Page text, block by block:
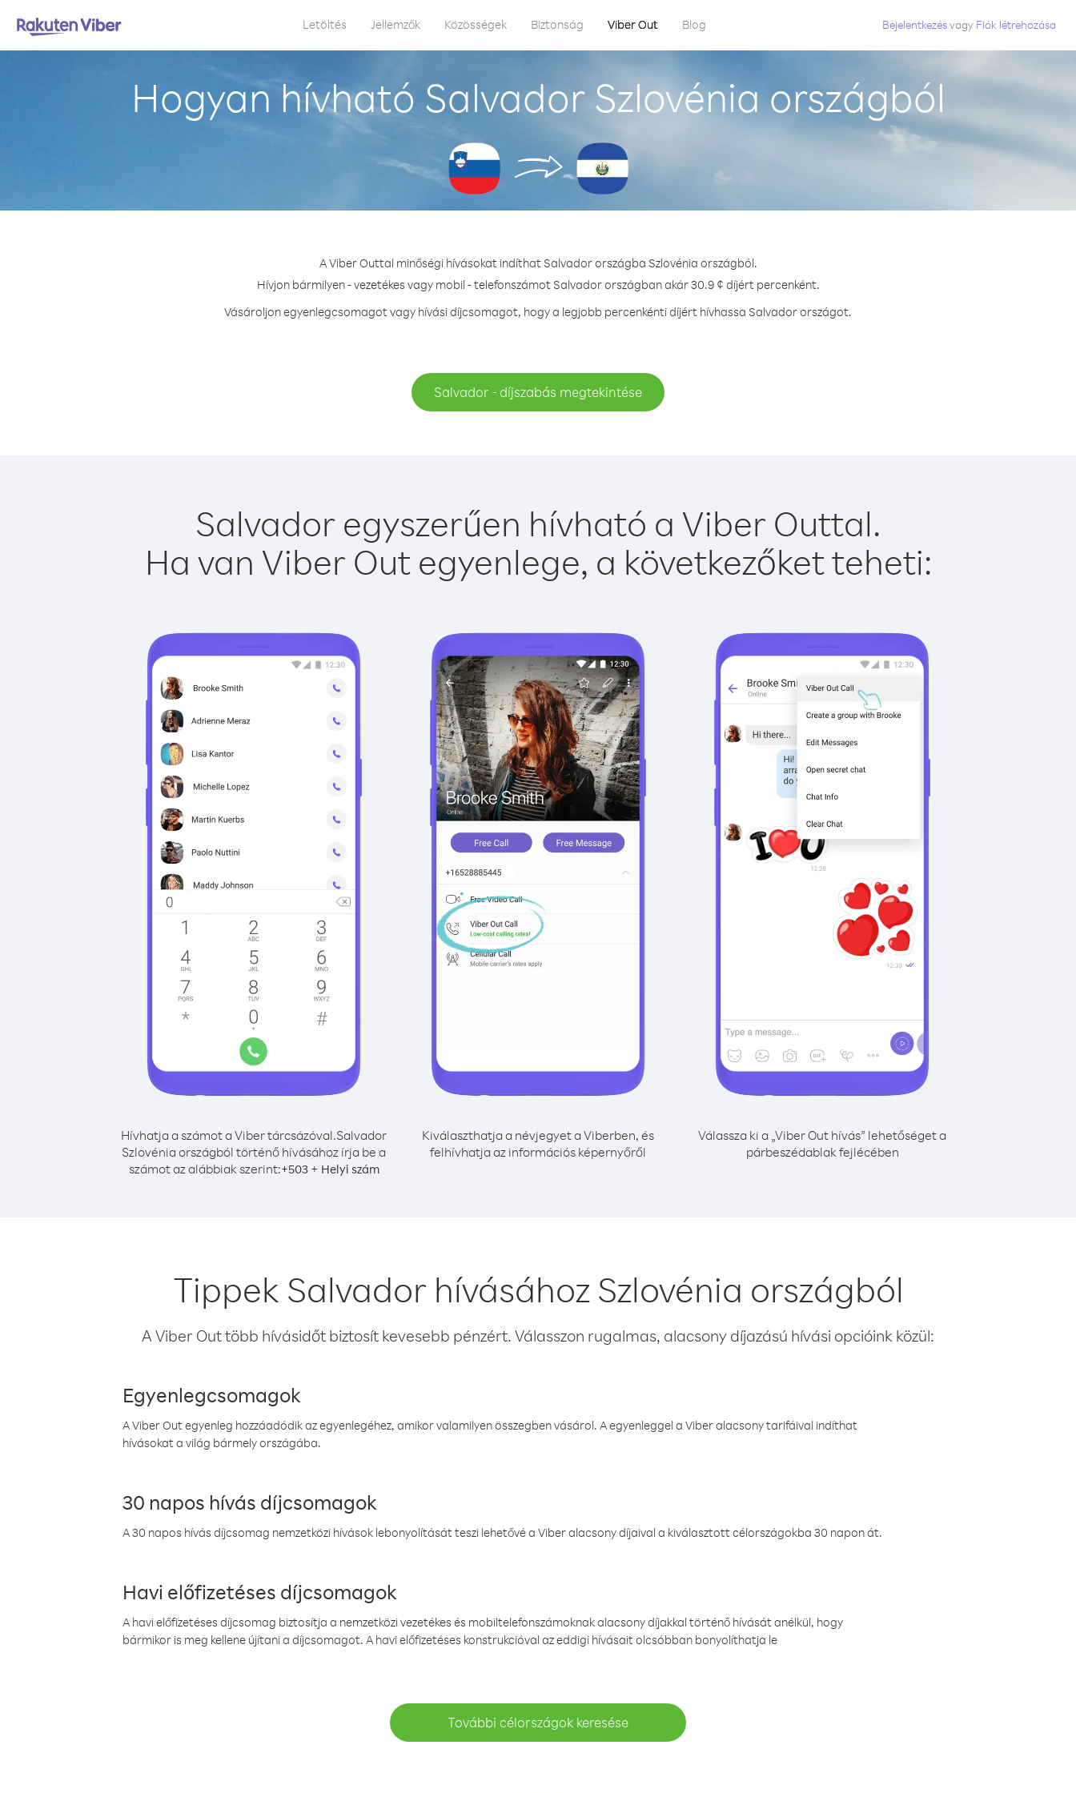
Letöltés Jellemzők Közösségek Biztonság Viber Out Blog Bejelentkezésvagy Fiók létrehozása
Hogyan hívható Salvador Szlovénia országból
A Viber Outtal minőségi hívásokat indíthat Salvador országba Szlovénia országból.
Hívjon bármilyen - vezetékes vagy mobil - telefonszámot Salvador országban akár 30.9 ¢ díjért percenként.
Vásároljon egyenlegcsomagot vagy hívási díjcsomagot, hogy a legjobb percenkénti díjért hívhassa Salvador országot.
Salvador - díjszabás megtekintése
Salvador egyszerűen hívható a Viber Outtal.
Ha van Viber Out egyenlege, a következőket teheti:
Hívhatja a számot a Viber tárcsázóval.Salvador
Szlovénia országból történő hívásához írja be a
számot az alábbiak szerint:+503+ Helyi szám
Kiválaszthatja a névjegyet a Viberben, és
felhívhatja az információs képernyőről
Válassza ki a „Viber Out hívás” lehetőséget a
párbeszédablak fejlécében
Tippek Salvador hívásához Szlovénia országból
A Viber Out több hívásidőt biztosít kevesebb pénzért. Válasszon rugalmas, alacsony díjazású hívási opcióink közül:
Egyenlegcsomagok
A Viber Out egyenleg hozzáadódik az egyenlegéhez, amikor valamilyen összegben vásárol. A egyenleggel a Viber alacsony tarifáival indíthat
hívásokat a világ bármely országába.
30 napos hívás díjcsomagok
A 30 napos hívás díjcsomag nemzetközi hívások lebonyolítását teszi lehetővé a Viber alacsony díjaival a kiválasztott célországokba 30 napon át.
Havi előfizetéses díjcsomagok
A havi előfizetéses díjcsomag biztosítja a nemzetközi vezetékes és mobiltelefonszámoknak alacsony díjakkal történő hívását anélkül, hogy
bármikor is meg kellene újítani a díjcsomagot. A havi előfizetéses konstrukcióval az eddigi hívásait olcsóbban bonyolíthatja le
További célországok keresése